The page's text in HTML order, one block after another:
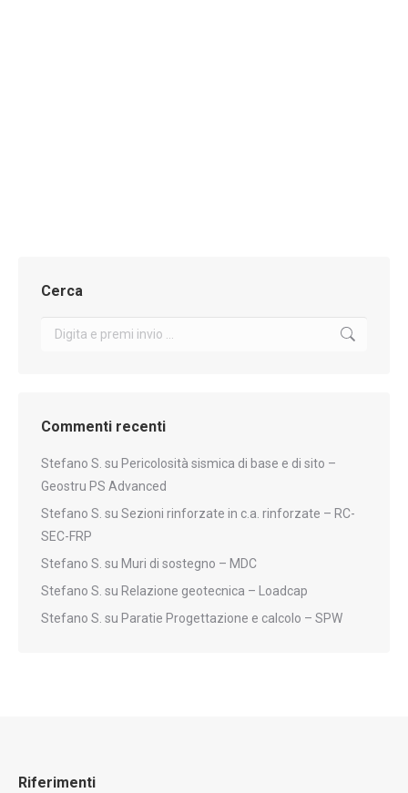
Cerca
Cerca:
Commenti recenti
Stefano S. su Pericolosità sismica di base e di sito –
Geostru PS Advanced
Stefano S. su Sezioni rinforzate in c.a. rinforzate – RC-
SEC-FRP
Stefano S. su Muri di sostegno – MDC
Stefano S. su Relazione geotecnica – Loadcap
Stefano S. su Paratie Progettazione e calcolo – SPW
Riferimenti